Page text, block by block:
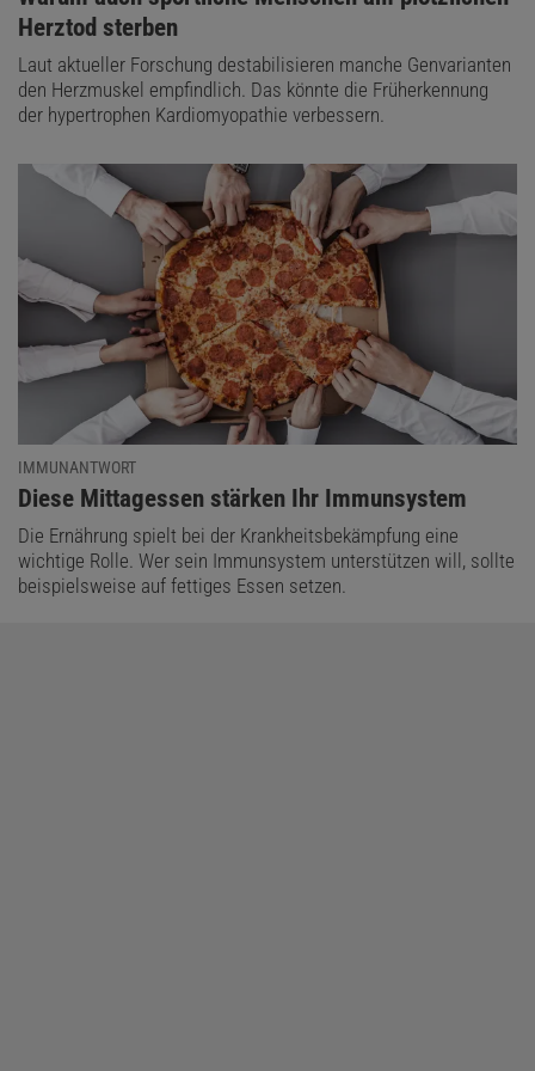
Herztod sterben
Laut aktueller Forschung destabilisieren manche Genvarianten
den Herzmuskel empfindlich. Das könnte die Früherkennung
der hypertrophen Kardiomyopathie verbessern.
IMMUNANTWORT
:
Diese Mittagessen stärken Ihr Immunsystem
Die Ernährung spielt bei der Krankheitsbekämpfung eine
wichtige Rolle. Wer sein Immunsystem unterstützen will, sollte
beispielsweise auf fettiges Essen setzen.